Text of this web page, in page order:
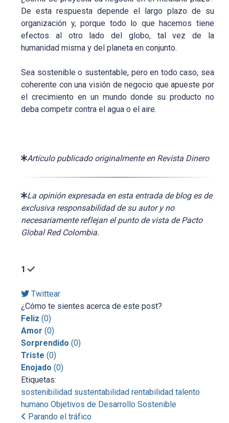
De esta respuesta depende el largo plazo de su
organización y, porque todo lo que hacemos tiene
efectos al otro lado del globo, tal vez de la
humanidad misma y del planeta en conjunto.
Sea sostenible o sustentable, pero en todo caso, sea
coherente con una visión de negocio que apueste por
el crecimiento en un mundo donde su producto no
deba competir contra el agua o el aire.
Artículo publicado originalmente en Revista Dinero
La opinión expresada en esta entrada de blog es de
exclusiva responsabilidad de su autor y no
necesariamente reflejan el punto de vista de Pacto
Global Red Colombia.
1
Twittear
¿Cómo te sientes acerca de este post?
Feliz (0)
Amor (0)
Sorprendido (0)
Triste (0)
Enojado (0)
Etiquetas:
sostenibilidad sustentabilidad rentabilidad talento
humano Objetivos de Desarrollo Sostenible
Parando el tráfico